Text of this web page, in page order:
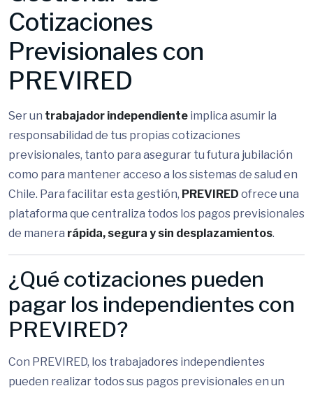
Cotizaciones
Previsionales con
PREVIRED
Ser un trabajador independiente implica asumir la
responsabilidad de tus propias cotizaciones
previsionales, tanto para asegurar tu futura jubilación
como para mantener acceso a los sistemas de salud en
Chile. Para facilitar esta gestión, PREVIRED ofrece una
plataforma que centraliza todos los pagos previsionales
de manera rápida, segura y sin desplazamientos.
¿Qué cotizaciones pueden
pagar los independientes con
PREVIRED?
Con PREVIRED, los trabajadores independientes
pueden realizar todos sus pagos previsionales en un